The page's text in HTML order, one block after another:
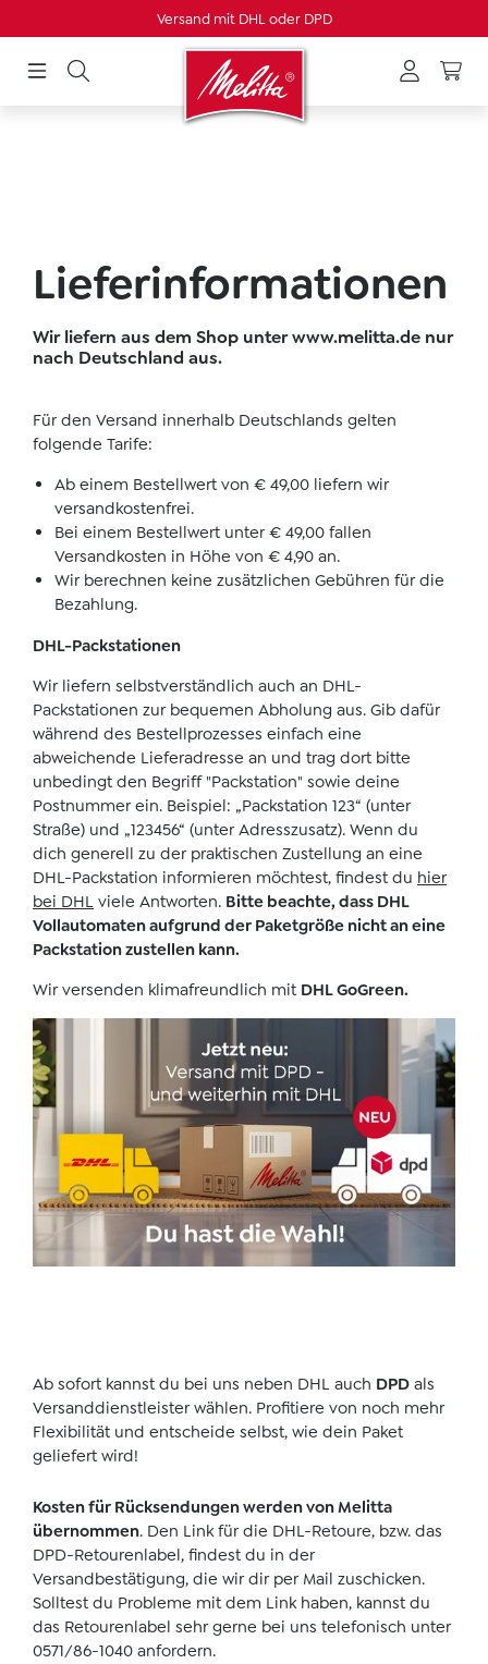
Versand mit DHL oder DPD
Lieferinformationen
Wir liefern aus dem Shop unter www.melitta.de nur
nach Deutschland aus.
Für den Versand innerhalb Deutschlands gelten
folgende Tarife:
Ab einem Bestellwert von € 49,00 liefern wir
versandkostenfrei.
Bei einem Bestellwert unter € 49,00 fallen
Versandkosten in Höhe von € 4,90 an.
Wir berechnen keine zusätzlichen Gebühren für die
Bezahlung.
DHL-Packstationen
Wir liefern selbstverständlich auch an DHL-
Packstationen zur bequemen Abholung aus. Gib dafür
während des Bestellprozesses einfach eine
abweichende Lieferadresse an und trag dort bitte
unbedingt den Begriff "Packstation" sowie deine
Postnummer ein. Beispiel: „Packstation 123“ (unter
Straße) und „123456“ (unter Adresszusatz). Wenn du
dich generell zu der praktischen Zustellung an eine
DHL-Packstation informieren möchtest, findest du hier
bei DHL viele Antworten. Bitte beachte, dass DHL
Vollautomaten aufgrund der Paketgröße nicht an eine
Packstation zustellen kann.
Wir versenden klimafreundlich mit DHL GoGreen.
Ab sofort kannst du bei uns neben DHL auch DPD als
Versanddienstleister wählen. Profitiere von noch mehr
Flexibilität und entscheide selbst, wie dein Paket
geliefert wird!
Kosten für Rücksendungen werden von Melitta
übernommen. Den Link für die DHL-Retoure, bzw. das
DPD-Retourenlabel, findest du in der
Versandbestätigung, die wir dir per Mail zuschicken.
Solltest du Probleme mit dem Link haben, kannst du
das Retourenlabel sehr gerne bei uns telefonisch unter
0571/86-1040 anfordern.